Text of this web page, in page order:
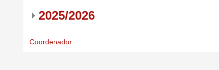
2025/2026
Coordenador